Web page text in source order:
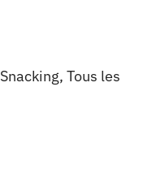
Snacking, Tous les